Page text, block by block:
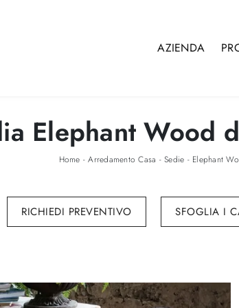
AZIENDA
Elephant Wood
Home -Arredamento Casa -Sedie - Elephant
RICHIEDI PREVENTIVO SFOGLIA I